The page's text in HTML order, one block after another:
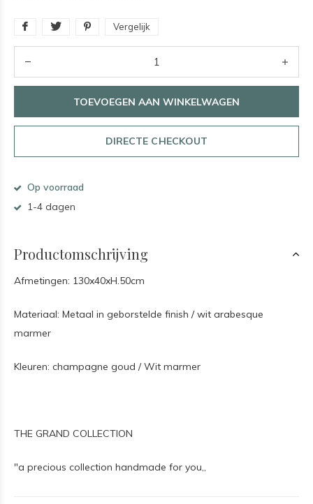
Vergelijk
TOEVOEGEN AAN WINKELWAGEN
DIRECTE CHECKOUT
Op voorraad
1-4 dagen
Productomschrijving
Afmetingen: 130x40xH.50cm
Materiaal: Metaal in geborstelde finish / wit arabesque
marmer
Kleuren: champagne goud / Wit marmer
THE GRAND COLLECTION
"a precious collection handmade for you,,